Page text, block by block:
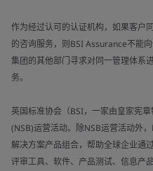
作为经过认可的认证机构，如果客户
的咨询服务，则BSI Assurance不能
集团的其他部门寻求对同一管理体系
务。
英国标准协会（BSI，一家由皇家宪
(NSB)运营活动。除NSB运营活动外
解决方案产品组合，帮助全球企业通
评审工具、软件、产品测试、信息产